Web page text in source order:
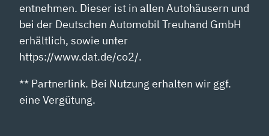
entnehmen. Dieser ist in allen Autohäusern und
bei der Deutschen Automobil Treuhand GmbH
erhältlich, sowie unter
https://www.dat.de/co2/.
** Partnerlink. Bei Nutzung erhalten wir ggf.
eine Vergütung.